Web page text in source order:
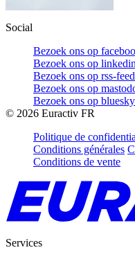
Social
Bezoek ons op
Bezoek ons op linkedin
Bezoek ons op rss-feed
Bezoek ons op
Bezoek ons op bluesky
© 2026 Euractiv FR
Politique de
Conditions générales
Conditions de vente
Services